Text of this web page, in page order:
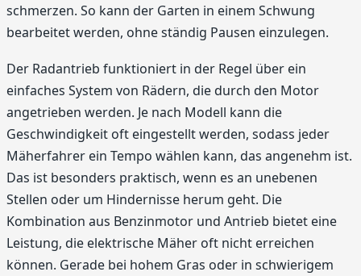
schmerzen. So kann der Garten in einem Schwung
bearbeitet werden, ohne ständig Pausen einzulegen.
Der Radantrieb funktioniert in der Regel über ein
einfaches System von Rädern, die durch den Motor
angetrieben werden. Je nach Modell kann die
Geschwindigkeit oft eingestellt werden, sodass jeder
Mäherfahrer ein Tempo wählen kann, das angenehm ist.
Das ist besonders praktisch, wenn es an unebenen
Stellen oder um Hindernisse herum geht. Die
Kombination aus Benzinmotor und Antrieb bietet eine
Leistung, die elektrische Mäher oft nicht erreichen
können. Gerade bei hohem Gras oder in schwierigem